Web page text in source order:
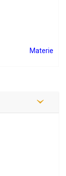
Materie